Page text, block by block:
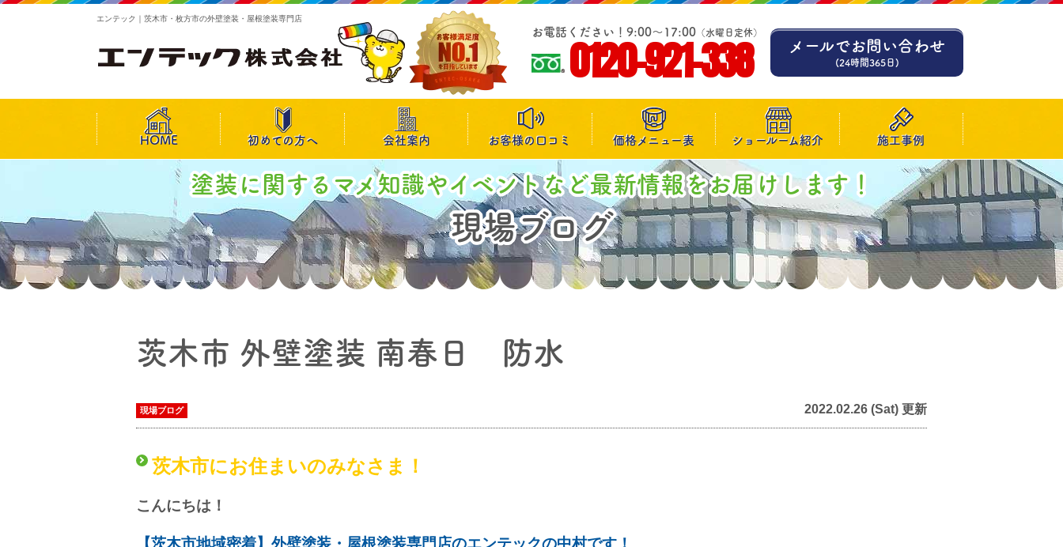
エンテック｜茨木市・枚方市の外壁塗装・屋根塗装専門店
お電話ください！9:00～17:00 （水曜日定休）
0120-921-338 メールでお問い合わせ
(24時間365日)
HOME 初めての方へ 会社案内 お客様の口コミ 価格メニュー表 ショールーム紹介 施工事例
塗装に関するマメ知識やイベントなど最新情報をお届けします！
現場ブログ
茨木市 外壁塗装 南春日 防水
現場ブログ 2022.02.26 (Sat) 更新
茨木市にお住まいのみなさま！
こんにちは！
【茨木市地域密着】外壁塗装・屋根塗装専門店のエンテックの中村です！